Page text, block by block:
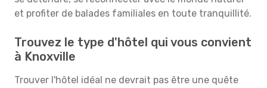
et profiter de balades familiales en toute tranquillité.
Trouvez le type d'hôtel qui vous convient
à Knoxville
Trouver l'hôtel idéal ne devrait pas être une quête